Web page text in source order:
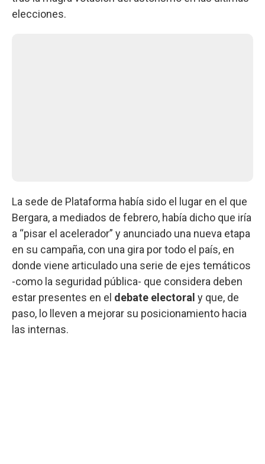
elecciones.
La sede de Plataforma había sido el lugar en el que
Bergara, a mediados de febrero, había dicho que iría
a “pisar el acelerador” y anunciado una nueva etapa
en su campaña, con una gira por todo el país, en
donde viene articulado una serie de ejes temáticos
-como la seguridad pública- que considera deben
estar presentes en el debate electoral y que, de
paso, lo lleven a mejorar su posicionamiento hacia
las internas.